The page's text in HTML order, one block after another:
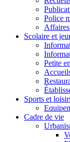
Police
Scolaire et
Petite
Sports et
Cadre de vie